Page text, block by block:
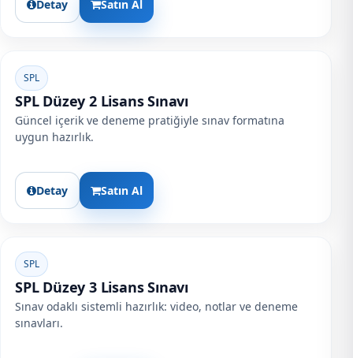
Detay Satın Al
SPL
SPL Düzey 2 Lisans Sınavı
Güncel içerik ve deneme pratiğiyle sınav formatına
uygun hazırlık.
Detay Satın Al
SPL
SPL Düzey 3 Lisans Sınavı
Sınav odaklı sistemli hazırlık: video, notlar ve deneme
sınavları.